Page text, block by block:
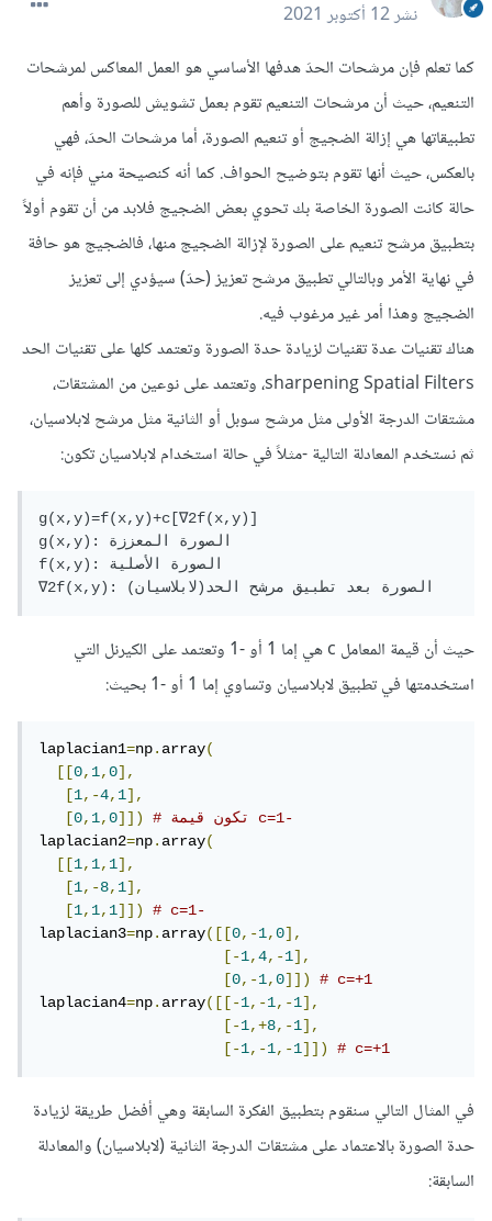
نشر12 أكتوبر 2021
كما تعلم فإن مرشحات الحدَ هدفها الأساسي هو العمل المعاكس لمرشحات
التنعيم، حيث أن مرشحات التنعيم تقوم بعمل تشويش للصورة وأهم
تطبيقاتها هي إزالة الضجيج أو تنعيم الصورة، أما مرشحات الحدَ، فهي
بالعكس، حيث أنها تقوم بتوضيح الحواف. كما أنه كنصيحة مني فإنه في
حالة كانت الصورة الخاصة بك تحوي بعض الضجيج فلابد من أن تقوم أولاً
بتطبيق مرشح تنعيم على الصورة لإزالة الضجيج منها، فالضجيج هو حافة
في نهاية الأمر وبالتالي تطبيق مرشح تعزيز (حدَ) سيؤدي إلى تعزيز
الضجيج وهذا أمر غير مرغوب فيه.
هناك تقنيات عدة تقنيات لزيادة حدة الصورة وتعتمد كلها على تقنيات الحد
sharpening Spatial Filters، وتعتمد على نوعين من المشتقات،
مشتقات الدرجة الأولى مثل مرشح سوبل أو الثانية مثل مرشح لابلاسيان،
ثم نستخدم المعادلة التالية -مثلاً في حالة استخدام لابلاسيان تكون:
g(x,y)=f(x,y)+c[∇2f(x,y)]
g(x,y): الصورة المعززة
f(x,y): الصورة الأصلية
حيث أن قيمة المعامل c هي إما 1 أو -1 وتعتمد على الكيرنل التي
استخدمتها في تطبيق لابلاسيان وتساوي إما 1 أو -1 بحيث:
laplacian1=np.array(
[[0,1,0],
[1,-4,1],
[0,1,0]])
# تكون قيمة c=1-
laplacian2=np.array(
[[1,1,1],
[1,-8,1],
[1,1,1]])
# c=1-
laplacian3=np.array([[0,-1,0],
[-1,4,-1],
[0,-1,0]])
# c=+1
laplacian4=np.array([[-1,-1,-1],
[-1,+8,-1],
[-1,-1,-1]]) # c=+1
في المثال التالي سنقوم بتطبيق الفكرة السابقة وهي أفضل طريقة لزيادة
حدة الصورة بالاعتماد على مشتقات الدرجة الثانية (لابلاسيان) والمعادلة
السابقة: